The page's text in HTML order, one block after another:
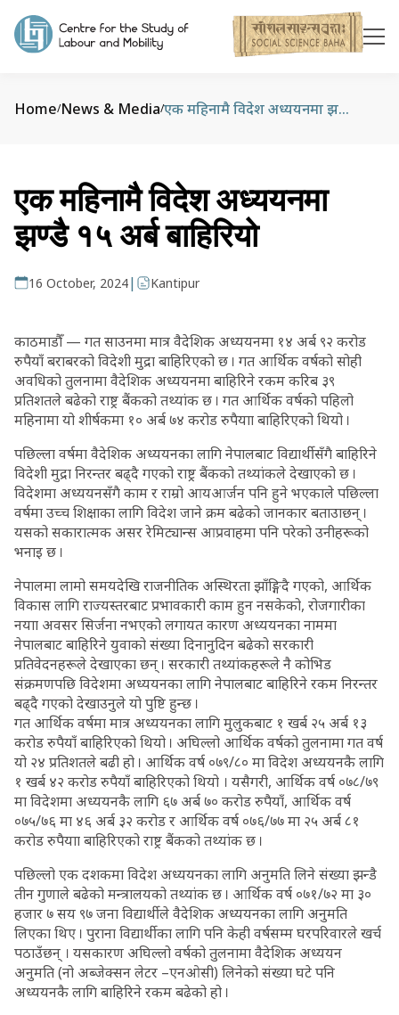
Home/News & Media/ एक महिनामै विदेश अध्ययनमा झण्डै १५ अर्ब बाहिरियो
एक महिनामै विदेश अध्ययनमा
झण्डै १५ अर्ब बाहिरियो
16 October, 2024| Kantipur
काठमाडौँ — गत साउनमा मात्र वैदेशिक अध्ययनमा १४ अर्ब ९२ करोड
रुपैयाँ बराबरको विदेशी मुद्रा बाहिरिएको छ । गत आर्थिक वर्षको सोही
अवधिको तुलनामा वैदेशिक अध्ययनमा बाहिरिने रकम करिब ३९
प्रतिशतले बढेको राष्ट्र बैंकको तथ्यांक छ । गत आर्थिक वर्षको पहिलो
महिनामा यो शीर्षकमा १० अर्ब ७४ करोड रुपैयाा बाहिरिएको थियो ।
पछिल्ला वर्षमा वैदेशिक अध्ययनका लागि नेपालबाट विद्यार्थीसँगै बाहिरिने
विदेशी मुद्रा निरन्तर बढ्दै गएको राष्ट्र बैंकको तथ्यांकले देखाएको छ ।
विदेशमा अध्ययनसँगै काम र राम्रो आयआर्जन पनि हुने भएकाले पछिल्ला
वर्षमा उच्च शिक्षाका लागि विदेश जाने क्रम बढेको जानकार बताउाछन् ।
यसको सकारात्मक असर रेमिट्यान्स आप्रवाहमा पनि परेको उनीहरूको
भनाइ छ ।
नेपालमा लामो समयदेखि राजनीतिक अस्थिरता झाँङ्गिदै गएको, आर्थिक
विकास लागि राज्यस्तरबाट प्रभावकारी काम हुन नसकेको, रोजगारीका
नयाा अवसर सिर्जना नभएको लगायत कारण अध्ययनका नाममा
नेपालबाट बाहिरिने युवाको संख्या दिनानुदिन बढेको सरकारी
प्रतिवेदनहरूले देखाएका छन् । सरकारी तथ्यांकहरूले नै कोभिड
संक्रमणपछि विदेशमा अध्ययनका लागि नेपालबाट बाहिरिने रकम निरन्तर
बढ्दै गएको देखाउनुले यो पुष्टि हुन्छ ।
गत आर्थिक वर्षमा मात्र अध्ययनका लागि मुलुकबाट १ खर्ब २५ अर्ब १३
करोड रुपैयाँ बाहिरिएको थियो । अघिल्लो आर्थिक वर्षको तुलनामा गत वर्ष
यो २४ प्रतिशतले बढी हो । आर्थिक वर्ष ०७९/८० मा विदेश अध्ययनकै लागि
१ खर्ब ४२ करोड रुपैयाँ बाहिरिएको थियो । यसैगरी, आर्थिक वर्ष ०७८/७९
मा विदेशमा अध्ययनकै लागि ६७ अर्ब ७० करोड रुपैयाँ, आर्थिक वर्ष
०७५/७६ मा ४६ अर्ब ३२ करोड र आर्थिक वर्ष ०७६/७७ मा २५ अर्ब ८१
करोड रुपैयाा बाहिरिएको राष्ट्र बैंकको तथ्यांक छ ।
पछिल्लो एक दशकमा विदेश अध्ययनका लागि अनुमति लिने संख्या झन्डै
तीन गुणाले बढेको मन्त्रालयको तथ्यांक छ । आर्थिक वर्ष ०७१/७२ मा ३०
हजार ७ सय ९७ जना विद्यार्थीले वैदेशिक अध्ययनका लागि अनुमति
लिएका थिए । पुराना विद्यार्थीका लागि पनि केही वर्षसम्म घरपरिवारले खर्च
पठाउँछन् । यसकारण अघिल्लो वर्षको तुलनामा वैदेशिक अध्ययन
अनुमति (नो अब्जेक्सन लेटर –एनओसी) लिनेको संख्या घटे पनि
अध्ययनकै लागि बाहिरिने रकम बढेको हो ।